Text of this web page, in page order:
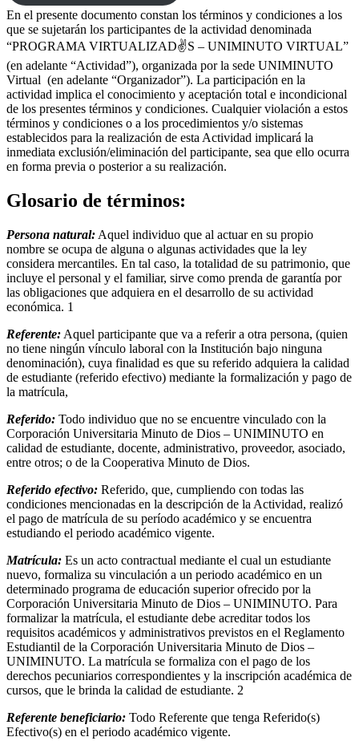
En el presente documento constan los términos y condiciones a los
que se sujetarán los participantes de la actividad denominada
“PROGRAMA VIRTUALIZAD✌️S – UNIMINUTO VIRTUAL”
(en adelante “Actividad”), organizada por la sede UNIMINUTO
Virtual (en adelante “Organizador”). La participación en la
actividad implica el conocimiento y aceptación total e incondicional
de los presentes términos y condiciones. Cualquier violación a estos
términos y condiciones o a los procedimientos y/o sistemas
establecidos para la realización de esta Actividad implicará la
inmediata exclusión/eliminación del participante, sea que ello ocurra
en forma previa o posterior a su realización.
Glosario de términos:
Persona natural: Aquel individuo que al actuar en su propio
nombre se ocupa de alguna o algunas actividades que la ley
considera mercantiles. En tal caso, la totalidad de su patrimonio, que
incluye el personal y el familiar, sirve como prenda de garantía por
las obligaciones que adquiera en el desarrollo de su actividad
económica. 1
Referente: Aquel participante que va a referir a otra persona, (quien
no tiene ningún vínculo laboral con la Institución bajo ninguna
denominación), cuya finalidad es que su referido adquiera la calidad
de estudiante (referido efectivo) mediante la formalización y pago de
la matrícula,
Referido: Todo individuo que no se encuentre vinculado con la
Corporación Universitaria Minuto de Dios – UNIMINUTO en
calidad de estudiante, docente, administrativo, proveedor, asociado,
entre otros; o de la Cooperativa Minuto de Dios.
Referido efectivo: Referido, que, cumpliendo con todas las
condiciones mencionadas en la descripción de la Actividad, realizó
el pago de matrícula de su período académico y se encuentra
estudiando el periodo académico vigente.
Matrícula: Es un acto contractual mediante el cual un estudiante
nuevo, formaliza su vinculación a un periodo académico en un
determinado programa de educación superior ofrecido por la
Corporación Universitaria Minuto de Dios – UNIMINUTO. Para
formalizar la matrícula, el estudiante debe acreditar todos los
requisitos académicos y administrativos previstos en el Reglamento
Estudiantil de la Corporación Universitaria Minuto de Dios –
UNIMINUTO. La matrícula se formaliza con el pago de los
derechos pecuniarios correspondientes y la inscripción académica de
cursos, que le brinda la calidad de estudiante. 2
Referente beneficiario: Todo Referente que tenga Referido(s)
Efectivo(s) en el periodo académico vigente.